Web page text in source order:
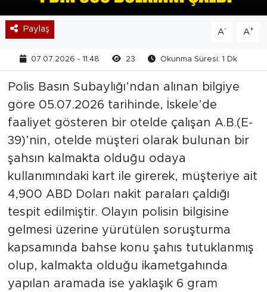
Paylaş A- A+
07.07.2026 - 11:48 23 Okunma Süresi: 1 Dk
Polis Basın Subaylığı’ndan alınan bilgiye
göre 05.07.2026 tarihinde, İskele’de
faaliyet gösteren bir otelde çalışan A.B.(E-
39)’nin, otelde müşteri olarak bulunan bir
şahsın kalmakta olduğu odaya
kullanımındaki kart ile girerek, müşteriye ait
4,900 ABD Doları nakit paraları çaldığı
tespit edilmiştir. Olayın polisin bilgisine
gelmesi üzerine yürütülen soruşturma
kapsamında bahse konu şahıs tutuklanmış
olup, kalmakta olduğu ikametgahında
yapılan aramada ise yaklaşık 6 gram